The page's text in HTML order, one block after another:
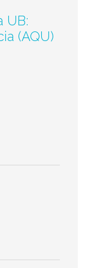
UB:
(AQU)